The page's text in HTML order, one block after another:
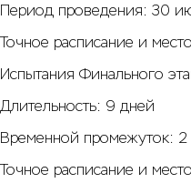
Период проведения: 30
Точное расписание и
Испытания Финального
Длительность: 9 дней
Временной промежуток: 2
Точное расписание и